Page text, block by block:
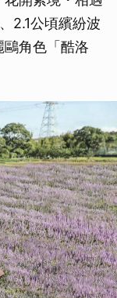
2.1公頃繽紛波
角色「酷洛